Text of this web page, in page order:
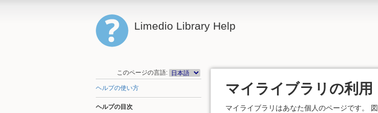
Limedio Library Help
このページの言語:
ヘルプの使い方
ヘルプの目次
マイライブラリの利用
マイライブラリはあなた個人のページです。